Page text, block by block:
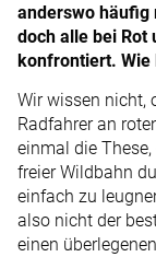
anderswo häufig
doch alle bei
konfrontiert. Wie
Wir wissen nicht,
Radfahrer an
einmal die
freier Wildbahn
einfach zu
also nicht der
einen